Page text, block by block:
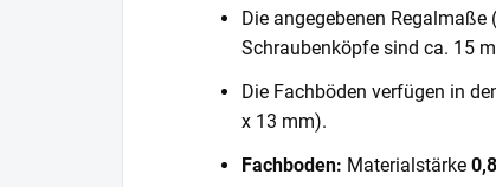
Die angegebenen
Schraubenköpfe sind ca. 15
Die Fachböden verfügen in
x 13 mm).
Fachboden: Materialstärke